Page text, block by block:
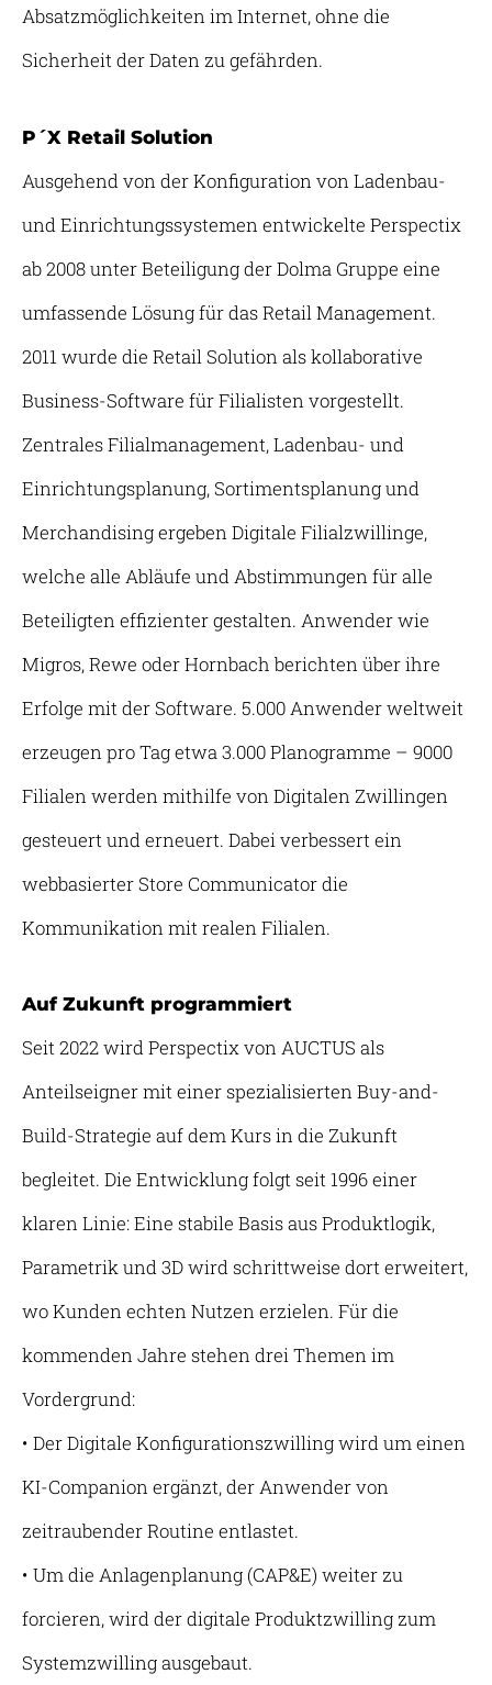
Absatzmöglichkeiten im Internet, ohne die
Sicherheit der Daten zu gefährden.
P´X Retail Solution
Ausgehend von der Konfiguration von Ladenbau-
und Einrichtungssystemen entwickelte Perspectix
ab 2008 unter Beteiligung der Dolma Gruppe eine
umfassende Lösung für das Retail Management.
2011 wurde die Retail Solution als kollaborative
Business-Software für Filialisten vorgestellt.
Zentrales Filialmanagement, Ladenbau- und
Einrichtungsplanung, Sortimentsplanung und
Merchandising ergeben Digitale Filialzwillinge,
welche alle Abläufe und Abstimmungen für alle
Beteiligten effizienter gestalten. Anwender wie
Migros, Rewe oder Hornbach berichten über ihre
Erfolge mit der Software. 5.000 Anwender weltweit
erzeugen pro Tag etwa 3.000 Planogramme – 9000
Filialen werden mithilfe von Digitalen Zwillingen
gesteuert und erneuert. Dabei verbessert ein
webbasierter Store Communicator die
Kommunikation mit realen Filialen.
Auf Zukunft programmiert
Seit 2022 wird Perspectix von AUCTUS als
Anteilseigner mit einer spezialisierten Buy-and-
Build-Strategie auf dem Kurs in die Zukunft
begleitet. Die Entwicklung folgt seit 1996 einer
klaren Linie: Eine stabile Basis aus Produktlogik,
Parametrik und 3D wird schrittweise dort erweitert,
wo Kunden echten Nutzen erzielen. Für die
kommenden Jahre stehen drei Themen im
Vordergrund:
• Der Digitale Konfigurationszwilling wird um einen
KI-Companion ergänzt, der Anwender von
zeitraubender Routine entlastet.
• Um die Anlagenplanung (CAP&E) weiter zu
forcieren, wird der digitale Produktzwilling zum
Systemzwilling ausgebaut.